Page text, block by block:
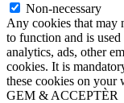
Non-necessary
Any cookies that may
to function and is
analytics, ads, other
cookies. It is
these cookies on your
GEM & ACCEPTÈR